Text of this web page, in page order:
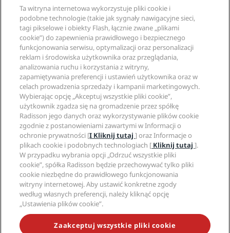
Radisson Rewards
Gwarancja najlepszej ceny online
Blog
Cele podróży
Nowe i zapowiadane hotele
Aplikacja Radisson Hotels
Hotele z certyfikatem Sports Approved
Hotele przyjazne dla rodzin
Zdrowie i bezpieczeństwo
Specjaliści ds. podróży
Partnerzy
Agencje turystyczne
Witryna korporacyjna
Radisson Hotel Group
Media
Kariery w RHG
Kariery w PPHE
Kariera EHL
The Club by RHG
Współpraca
Odpowiedzialny biznes
Zaopatrzenie
Informacje prawne
Centrum prywatności
Informacje prawne
Regulamin Radisson Rewards
Umowa dotycząca korzystania z witryny
Dostępność cyfrowa
Oświadczenie dotyczące współczesnego niewolnictwa
Pomoc
Ostrzeżenia dla klientów
Kontakt
Najczęściej zadawane pytania
Mapa witryny
Media społecznościowe
Marki Radisson Hotels
NIE PRZEGAP NAJCIEKAWSZYCH OFERT
Ta witryna internetowa wykorzystuje pliki cookie i
podobne technologie (takie jak sygnały nawigacyjne sieci,
tagi pikselowe i obiekty Flash, łącznie zwane „plikami
cookie”) do zapewnienia prawidłowego i bezpiecznego
funkcjonowania serwisu, optymalizacji oraz personalizacji
reklam i środowiska użytkownika oraz przeglądania,
analizowania ruchu i korzystania z witryny,
zapamiętywania preferencji i ustawień użytkownika oraz w
celach prowadzenia sprzedaży i kampanii marketingowych.
Wybierając opcję „Akceptuj wszystkie pliki cookie”,
użytkownik zgadza się na gromadzenie przez spółkę
Radisson jego danych oraz wykorzystywanie plików cookie
zgodnie z postanowieniami zawartymi w Informacji o
ochronie prywatności [I Kliknij tutaj] oraz Informacje o
plikach cookie i podobnych technologiach [ Kliknij tutaj].
W przypadku wybrania opcji „Odrzuć wszystkie pliki
cookie”, spółka Radisson będzie przechowywać tylko pliki
cookie niezbędne do prawidłowego funkcjonowania
witryny internetowej. Aby ustawić konkretne zgody
według własnych preferencji, należy kliknąć opcję
„Ustawienia plików cookie”.
Zaakceptuj wszystkie pliki cookie